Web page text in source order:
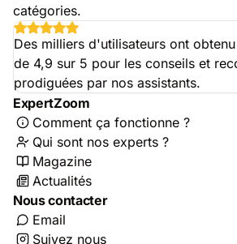
catégories.
Des milliers d'utilisateurs ont
de 4,9 sur 5 pour les conseils et
prodiguées par nos assistants.
ExpertZoom
Comment ça fonctionne ?
Qui sont nos experts ?
Magazine
Actualités
Nous contacter
Email
Suivez nous